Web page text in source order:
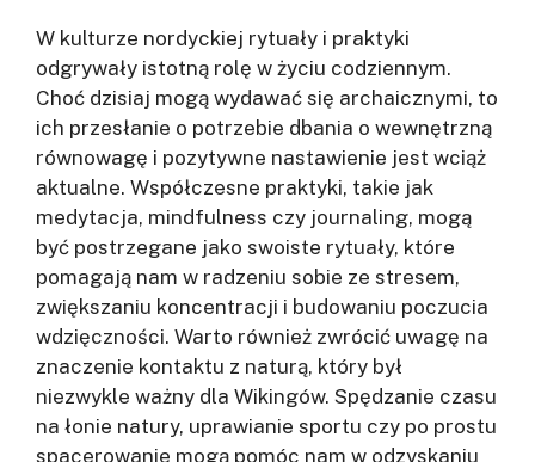
W kulturze nordyckiej rytuały i praktyki
odgrywały istotną rolę w życiu codziennym.
Choć dzisiaj mogą wydawać się archaicznymi, to
ich przesłanie o potrzebie dbania o wewnętrzną
równowagę i pozytywne nastawienie jest wciąż
aktualne. Współczesne praktyki, takie jak
medytacja, mindfulness czy journaling, mogą
być postrzegane jako swoiste rytuały, które
pomagają nam w radzeniu sobie ze stresem,
zwiększaniu koncentracji i budowaniu poczucia
wdzięczności. Warto również zwrócić uwagę na
znaczenie kontaktu z naturą, który był
niezwykle ważny dla Wikingów. Spędzanie czasu
na łonie natury, uprawianie sportu czy po prostu
spacerowanie mogą pomóc nam w odzyskaniu